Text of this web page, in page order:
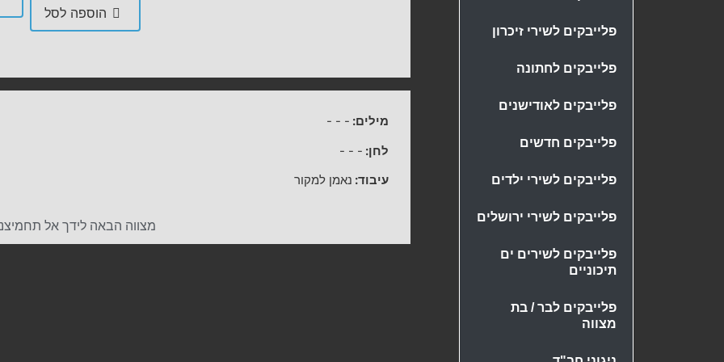
פלייבקים לשירי זיכרון
פלייבקים לחתונה
פלייבקים לאודישנים
פלייבקים חדשים
פלייבקים לשירי ילדים
פלייבקים לשירי ירושלים
פלייבקים לשירים ים
תיכוניים
פלייבקים לבר / בת
מצווה
הוספה לסל
מילים: -
-
-
לחן: -
-
-
עיבוד: נאמן למקור
מצווה הבאה לידך אל